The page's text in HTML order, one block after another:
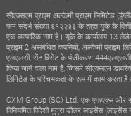
सीएक्सएम प्राइम अल्केमी प्राइम लिमिटेड
फर्म संदर्भ संख्या ६१२२३३ के तहत यूके के
एक व्यापारिक नाम है। यूके के कार्यालय 13
प्राइम 2 असंबंधित कंपनियों, अल्केमी प्राइम
एलएलसी, सेंट विंसेंट के पंजीकरण
किया जाने वाला नाम है, जिसमें सीएक्सएम
लिमिटेड के परिचयकर्ता के रूप में कार्य करता
CXM Group (SC) Ltd. एक एफएक्स और
विनियमित विदेशी मुद्रा डीलर लाइसेंस